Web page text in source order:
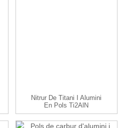
Nitrur De Titani I Alumini
En Pols Ti2AlN